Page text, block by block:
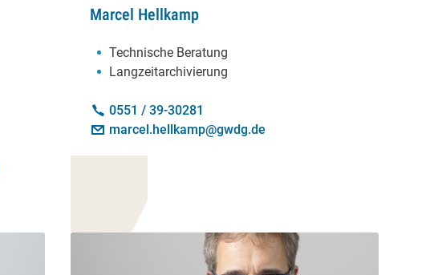
Marcel Hellkamp
Schwerpunkte:
Technische Beratung
Langzeitarchivierung
Kontakt:
Telefon:
0551 / 39-30281
E-Mail:
marcel.hellkamp@gwdg.de